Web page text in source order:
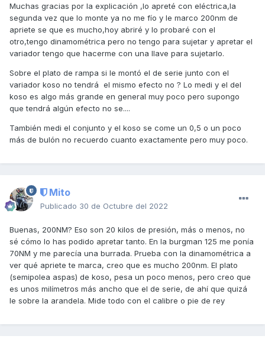
adecuadamente al par recomendado en un tornillo con
tuerca, marco la posición de la tuerca una vez apretada, y
regulo la presión de aire en la llave neumática, de manera
que no mueva la tuerca hasta que la presión de aire es
suficiente para con los impactos empezar a mover la tuerca
sirva para otras ocasiones).
(Si se trata de una llave de impacto eléctrica, intentar tomar
una referencia de apriete para saber por donde vamos).
.- Una vez se aprieta la tuerca del variador con la llave
neumática, hay que girar el motor a mano ayudándonos de
impacto repitiendo la maniobra al menos 2 veces, así nos
sea falso.
.- También hay que tener en cuenta que al sustituir
comprobar las medidas del "paquete", es decir: lo que mide
el conjunto de plato de rampas+bulón+semipolea de
ventilador comparándolo con la medida original, pues si el
conjunto montado es más corto, puede ocurrir que al
apretar la tuerca del eje se termine la rosca y no apriete
bien el variador. (yo diría que este no es tu caso).
fiasco.
Muchas gracias por la explicación ,lo apreté con eléctrica,la
segunda vez que lo monte ya no me fío y le marco 200nm de
apriete se que es mucho,hoy abriré y lo probaré con el
otro,tengo dinamométrica pero no tengo para sujetar y apretar el
variador tengo que hacerme con una llave para sujetarlo.
Sobre el plato de rampa si le montó el de serie junto con el
variador koso no tendrá el mismo efecto no ? Lo medi y el del
koso es algo más grande en general muy poco pero supongo
que tendrá algún efecto no se....
También medi el conjunto y el koso se come un 0,5 o un poco
más de bulón no recuerdo cuanto exactamente pero muy poco.
Mito
Publicado 30 de Octubre del 2022
Buenas, 200NM? Eso son 20 kilos de presión, más o menos, no
sé cómo lo has podido apretar tanto. En la burgman 125 me ponía
70NM y me parecía una burrada. Prueba con la dinamométrica a
ver qué apriete te marca, creo que es mucho 200nm. El plato
(semipolea aspas) de koso, pesa un poco menos, pero creo que
es unos milímetros más ancho que el de serie, de ahí que quizá
le sobre la arandela. Mide todo con el calibre o pie de rey